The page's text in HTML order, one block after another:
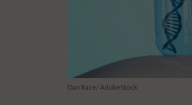
Dan Race/ AdobeStock